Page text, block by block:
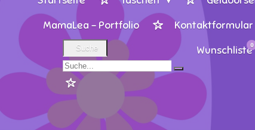
MamaLea - Portfolio
Kontaktformular
Suche 0
Wunschliste